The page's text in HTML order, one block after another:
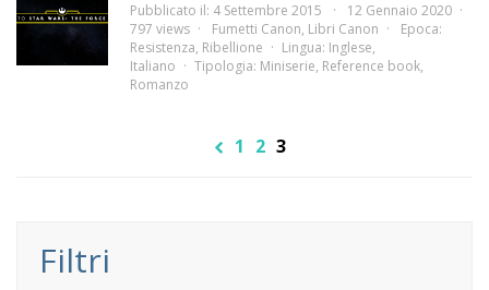
Pubblicato il: 4 Settembre 2015
12 Gennaio 2020
797 views
Fumetti Canon, Libri Canon
Epoca:
Resistenza, Ribellione Lingua: Inglese,
Italiano
Tipologia: Miniserie, Reference book,
Romanzo
1 2 3
Filtri